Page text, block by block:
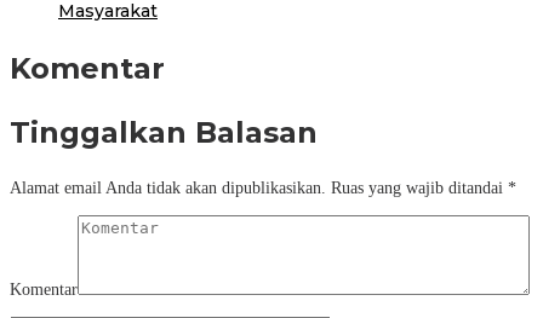
Masyarakat
Komentar
Tinggalkan Balasan
Alamat email Anda tidak akan dipublikasikan. Ruas yang wajib ditandai *
Komentar